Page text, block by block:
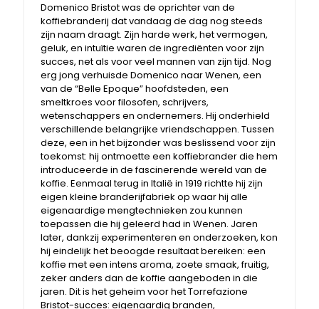
Domenico Bristot was de oprichter van de
koffiebranderij dat vandaag de dag nog steeds
zijn naam draagt. Zijn harde werk, het vermogen,
geluk, en intuïtie waren de ingrediënten voor zijn
succes, net als voor veel mannen van zijn tijd. Nog
erg jong verhuisde Domenico naar Wenen, een
van de “Belle Epoque” hoofdsteden, een
smeltkroes voor filosofen, schrijvers,
wetenschappers en ondernemers. Hij onderhield
verschillende belangrijke vriendschappen. Tussen
deze, een in het bijzonder was beslissend voor zijn
toekomst: hij ontmoette een koffiebrander die hem
introduceerde in de fascinerende wereld van de
koffie. Eenmaal terug in Italië in 1919 richtte hij zijn
eigen kleine branderijfabriek op waar hij alle
eigenaardige mengtechnieken zou kunnen
toepassen die hij geleerd had in Wenen. Jaren
later, dankzij experimenteren en onderzoeken, kon
hij eindelijk het beoogde resultaat bereiken: een
koffie met een intens aroma, zoete smaak, fruitig,
zeker anders dan de koffie aangeboden in die
jaren. Dit is het geheim voor het Torrefazione
Bristot-succes: eigenaardig branden,